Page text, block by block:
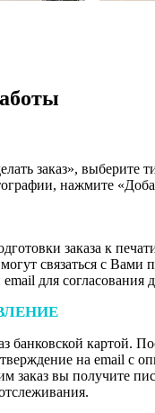
заказ», выберите
нажмите
заказа к
связаться с Вами
для согласования
банковской картой.
на email с
заказ вы получите